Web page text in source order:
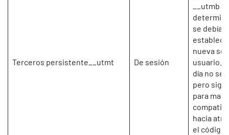
Terceros persistente__utmt De sesión
__utmb
se debía
nueva
usuario.
día no se
pero
para
hacia
el código